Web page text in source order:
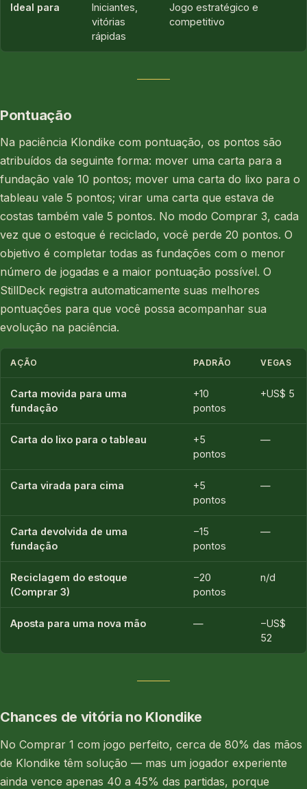
Ideal para
Iniciantes,
vitórias
rápidas
Jogo estratégico e
competitivo
Pontuação
Na paciência Klondike com pontuação, os pontos são
atribuídos da seguinte forma: mover uma carta para a
fundação vale 10 pontos; mover uma carta do lixo para o
tableau vale 5 pontos; virar uma carta que estava de
costas também vale 5 pontos. No modo Comprar 3, cada
vez que o estoque é reciclado, você perde 20 pontos. O
objetivo é completar todas as fundações com o menor
número de jogadas e a maior pontuação possível. O
StillDeck registra automaticamente suas melhores
pontuações para que você possa acompanhar sua
evolução na paciência.
AÇÃO PADRÃO VEGAS
Carta movida para uma
fundação
+10
pontos
+US$ 5
Carta do lixo para o tableau
+5
pontos
—
Carta virada para cima
+5
pontos
—
Carta devolvida de uma
fundação
−15
pontos
—
Reciclagem do estoque
(Comprar 3)
−20
pontos
n/d
Aposta para uma nova mão —
−US$
52
Chances de vitória no Klondike
No Comprar 1 com jogo perfeito, cerca de 80% das mãos
de Klondike têm solução — mas um jogador experiente
ainda vence apenas 40 a 45% das partidas, porque